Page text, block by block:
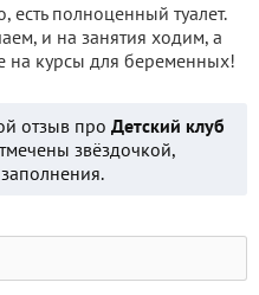
есть полноценный туалет.
и на занятия ходим, а
на курсы для беременных!
отзыв про Детский клуб
звёздочкой,